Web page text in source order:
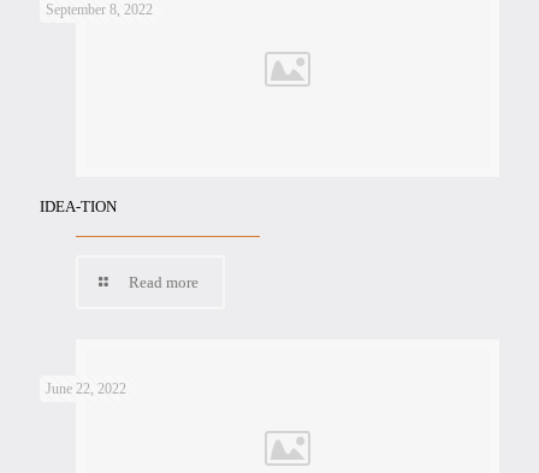
September 8, 2022
IDEA-TION
Read more
June 22, 2022